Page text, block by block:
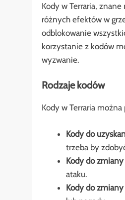
Kody w Terraria,
różnych efektów w
odblokowanie
korzystanie z kodów
wyzwanie.
Rodzaje kodów
Kody w Terraria
Kody do
trzeba by
Kody do
ataku.
Kody do zmiany